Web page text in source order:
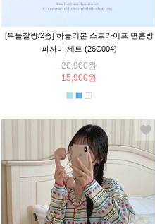
[부들찰랑/2종] 하늘리본 스트라이프 면혼방
파자마 세트 (26C004)
20,900원
15,900원